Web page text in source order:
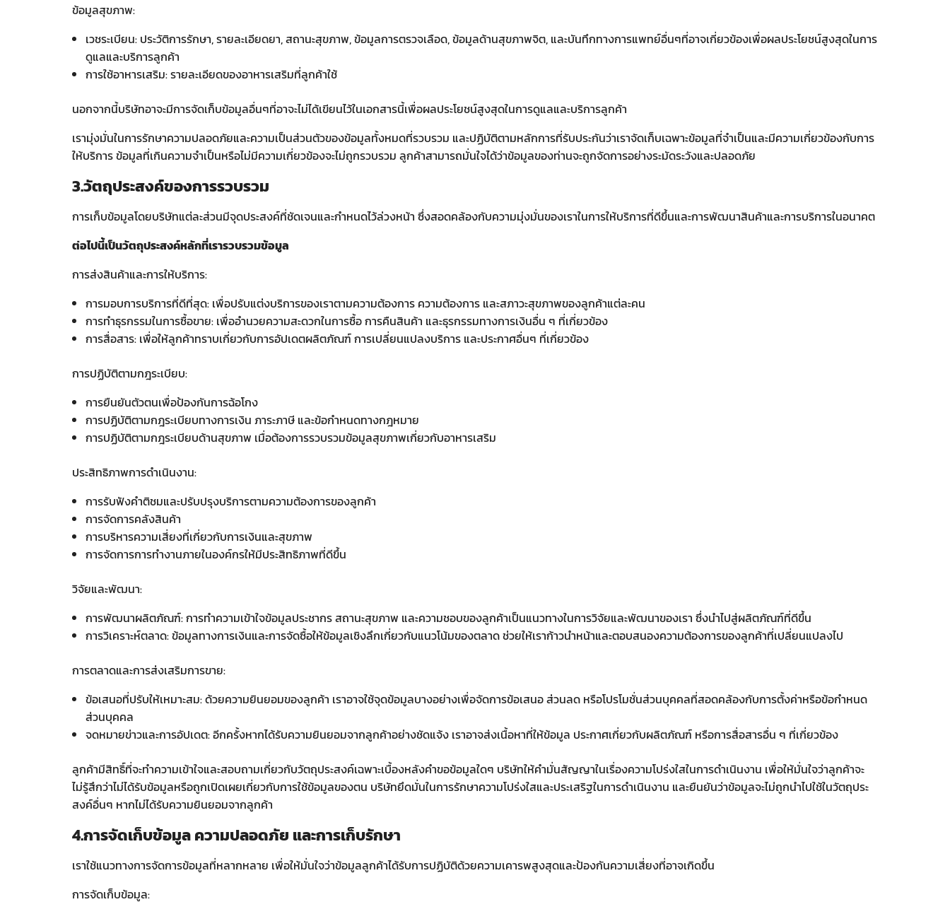
ข้อมูลสุขภาพ:
เวชระเบียน: ประวัติการรักษา, รายละเอียดยา, สถานะสุขภาพ, ข้อมูลการตรวจเลือด, ข้อมูลด้านสุขภาพจิต, และบันทึกทางการแพทย์อื่นๆที่อาจเกี่ยวข้องเพื่อผลประโยชน์สูงสุดในการ
ดูแลและบริการลูกค้า
การใช้อาหารเสริม: รายละเอียดของอาหารเสริมที่ลูกค้าใช้
นอกจากนี้บริษัทอาจะมีการจัดเก็บข้อมูลอื่นๆที่อาจะไม่ได้เขียนไว้ในเอกสารนี้เพื่อผลประโยชน์สูงสุดในการดูแลและบริการลูกค้า
เรามุ่งมั่นในการรักษาความปลอดภัยและความเป็นส่วนตัวของข้อมูลทั้งหมดที่รวบรวม และปฏิบัติตามหลักการที่รับประกันว่าเราจัดเก็บเฉพาะข้อมูลที่จำเป็นและมีความเกี่ยวข้องกับการ
ให้บริการ ข้อมูลที่เกินความจำเป็นหรือไม่มีความเกี่ยวข้องจะไม่ถูกรวบรวม ลูกค้าสามารถมั่นใจได้ว่าข้อมูลของท่านจะถูกจัดการอย่างระมัดระวังและปลอดภัย
3.วัตถุประสงค์ของการรวบรวม
การเก็บข้อมูลโดยบริษัทแต่ละส่วนมีจุดประสงค์ที่ชัดเจนและกำหนดไว้ล่วงหน้า ซึ่งสอดคล้องกับความมุ่งมั่นของเราในการให้บริการที่ดีขึ้นและการพัฒนาสินค้าและการบริการในอนาคต
ต่อไปนี้เป็นวัตถุประสงค์หลักที่เรารวบรวมข้อมูล
การส่งสินค้าและการให้บริการ:
การมอบการบริการที่ดีที่สุด: เพื่อปรับแต่งบริการของเราตามความต้องการ ความต้องการ และสภาวะสุขภาพของลูกค้าแต่ละคน
การทำธุรกรรมในการซื้อขาย: เพื่ออำนวยความสะดวกในการซื้อ การคืนสินค้า และธุรกรรมทางการเงินอื่น ๆ ที่เกี่ยวข้อง
การสื่อสาร: เพื่อให้ลูกค้าทราบเกี่ยวกับการอัปเดตผลิตภัณฑ์ การเปลี่ยนแปลงบริการ และประกาศอื่นๆ ที่เกี่ยวข้อง
การปฏิบัติตามกฎระเบียบ:
การยืนยันตัวตนเพื่อป้องกันการฉ้อโกง
การปฏิบัติตามกฎระเบียบทางการเงิน ภาระภาษี และข้อกำหนดทางกฎหมาย
การปฏิบัติตามกฎระเบียบด้านสุขภาพ เมื่อต้องการรวบรวมข้อมูลสุขภาพเกี่ยวกับอาหารเสริม
ประสิทธิภาพการดำเนินงาน:
การรับฟังคำติชมและปรับปรุงบริการตามความต้องการของลูกค้า
การจัดการคลังสินค้า
การบริหารความเสี่ยงที่เกี่ยวกับการเงินและสุขภาพ
การจัดการการทำงานภายในองค์กรให้มีประสิทธิภาพที่ดีขึ้น
วิจัยและพัฒนา:
การพัฒนาผลิตภัณฑ์: การทำความเข้าใจข้อมูลประชากร สถานะสุขภาพ และความชอบของลูกค้าเป็นแนวทางในการวิจัยและพัฒนาของเรา ซึ่งนำไปสู่ผลิตภัณฑ์ที่ดีขึ้น
การวิเคราะห์ตลาด: ข้อมูลทางการเงินและการจัดซื้อให้ข้อมูลเชิงลึกเกี่ยวกับแนวโน้มของตลาด ช่วยให้เราก้าวนำหน้าและตอบสนองความต้องการของลูกค้าที่เปลี่ยนแปลงไป
การตลาดและการส่งเสริมการขาย:
ข้อเสนอที่ปรับให้เหมาะสม: ด้วยความยินยอมของลูกค้า เราอาจใช้จุดข้อมูลบางอย่างเพื่อจัดการข้อเสนอ ส่วนลด หรือโปรโมชั่นส่วนบุคคลที่สอดคล้องกับการตั้งค่าหรือข้อกำหนด
ส่วนบุคคล
จดหมายข่าวและการอัปเดต: อีกครั้งหากได้รับความยินยอมจากลูกค้าอย่างชัดแจ้ง เราอาจส่งเนื้อหาที่ให้ข้อมูล ประกาศเกี่ยวกับผลิตภัณฑ์ หรือการสื่อสารอื่น ๆ ที่เกี่ยวข้อง
ลูกค้ามีสิทธิ์ที่จะทำความเข้าใจและสอบถามเกี่ยวกับวัตถุประสงค์เฉพาะเบื้องหลังคำขอข้อมูลใดๆ บริษัทให้คำมั่นสัญญาในเรื่องความโปร่งใสในการดำเนินงาน เพื่อให้มั่นใจว่าลูกค้าจะ
ไม่รู้สึกว่าไม่ได้รับข้อมูลหรือถูกเปิดเผยเกี่ยวกับการใช้ข้อมูลของตน บริษัทยึดมั่นในการรักษาความโปร่งใสและประเสริฐในการดำเนินงาน และยืนยันว่าข้อมูลจะไม่ถูกนำไปใช้ในวัตถุประ
สงค์อื่นๆ หากไม่ได้รับความยินยอมจากลูกค้า
4.การจัดเก็บข้อมูล ความปลอดภัย และการเก็บรักษา
เราใช้แนวทางการจัดการข้อมูลที่หลากหลาย เพื่อให้มั่นใจว่าข้อมูลลูกค้าได้รับการปฏิบัติด้วยความเคารพสูงสุดและป้องกันความเสี่ยงที่อาจเกิดขึ้น
การจัดเก็บข้อมูล: